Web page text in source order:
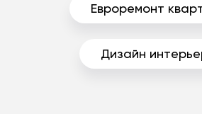
Евроремонт
Дизайн